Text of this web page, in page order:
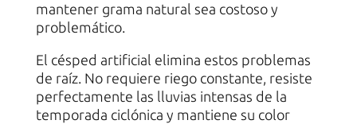
mantener grama natural sea costoso y
problemático.
El césped artificial elimina estos problemas
de raíz. No requiere riego constante, resiste
perfectamente las lluvias intensas de la
temporada ciclónica y mantiene su color